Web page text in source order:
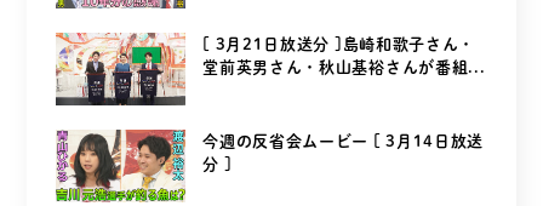
[ 3月21日放送分 ]島崎和歌子さん・
堂前英男さん・秋山基裕さんが番組...
今週の反省会ムービー [ 3月14日放送
分 ]